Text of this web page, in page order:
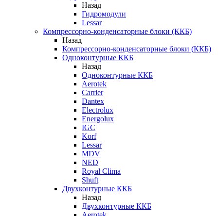
Назад
Гидромодули
Lessar
Компрессорно-конденсаторные блоки (ККБ)
Назад
Компрессорно-конденсаторные блоки (ККБ)
Одноконтурные ККБ
Назад
Одноконтурные ККБ
Aerotek
Carrier
Dantex
Electrolux
Energolux
IGC
Korf
Lessar
MDV
NED
Royal Clima
Shuft
Двухконтурные ККБ
Назад
Двухконтурные ККБ